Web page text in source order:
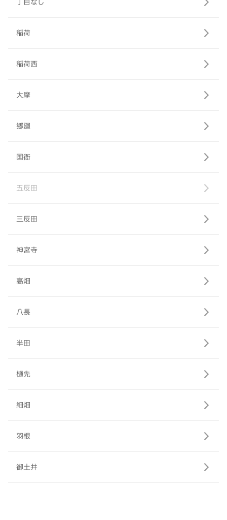
稲荷
稲荷西
大摩
郷廻
国衙
五反田
三反田
神宮寺
高畑
八長
半田
樋先
細畑
羽根
御土井